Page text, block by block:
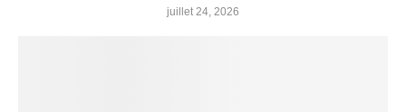
juillet 24, 2026